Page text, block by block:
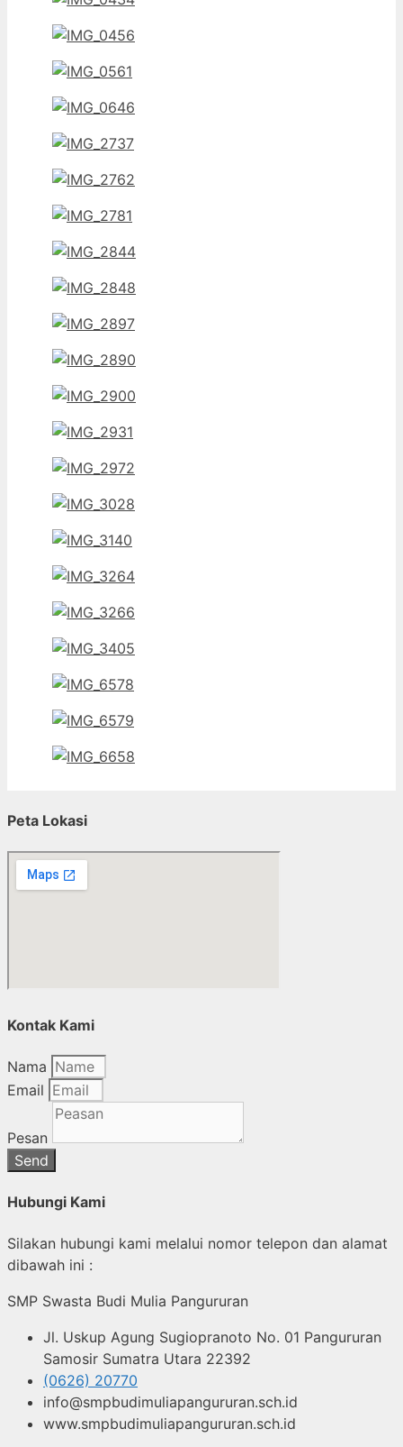
Peta Lokasi
Kontak Kami
Nama
Email
Pesan
Send
Hubungi Kami
Silakan hubungi kami melalui nomor telepon dan alamat
dibawah ini :
SMP Swasta Budi Mulia Pangururan
Jl. Uskup Agung Sugiopranoto No. 01 Pangururan
Samosir Sumatra Utara 22392
(0626) 20770
info@smpbudimuliapangururan.sch.id
www.smpbudimuliapangururan.sch.id